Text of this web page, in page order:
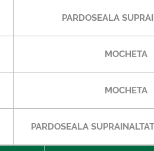
PARDOSEALA
MOCHETA
MOCHETA
PARDOSEALA